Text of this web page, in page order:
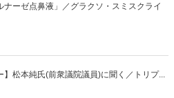
ナーゼ点鼻液」／グラクソ・スミスクライ
】松本純氏(前衆議院議員)に聞く／トリプ...